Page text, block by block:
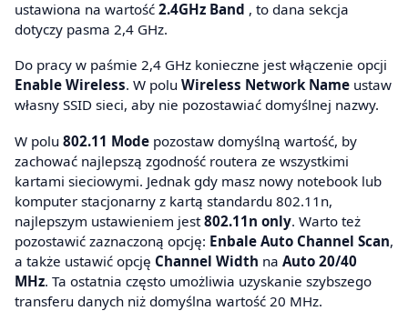
ustawiona na wartość 2.4GHz Band , to dana sekcja
dotyczy pasma 2,4 GHz.
Do pracy w paśmie 2,4 GHz konieczne jest włączenie opcji
Enable Wireless. W polu Wireless Network Name ustaw
własny SSID sieci, aby nie pozostawiać domyślnej nazwy.
W polu 802.11 Mode pozostaw domyślną wartość, by
zachować najlepszą zgodność routera ze wszystkimi
kartami sieciowymi. Jednak gdy masz nowy notebook lub
komputer stacjonarny z kartą standardu 802.11n,
najlepszym ustawieniem jest 802.11n only. Warto też
pozostawić zaznaczoną opcję: Enbale Auto Channel Scan,
a także ustawić opcję Channel Width na Auto 20/40
MHz. Ta ostatnia często umożliwia uzyskanie szybszego
transferu danych niż domyślna wartość 20 MHz.